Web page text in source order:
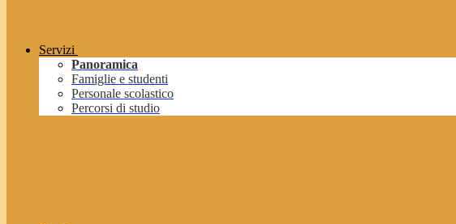
Servizi
Panoramica
Famiglie e studenti
Personale scolastico
Percorsi di studio